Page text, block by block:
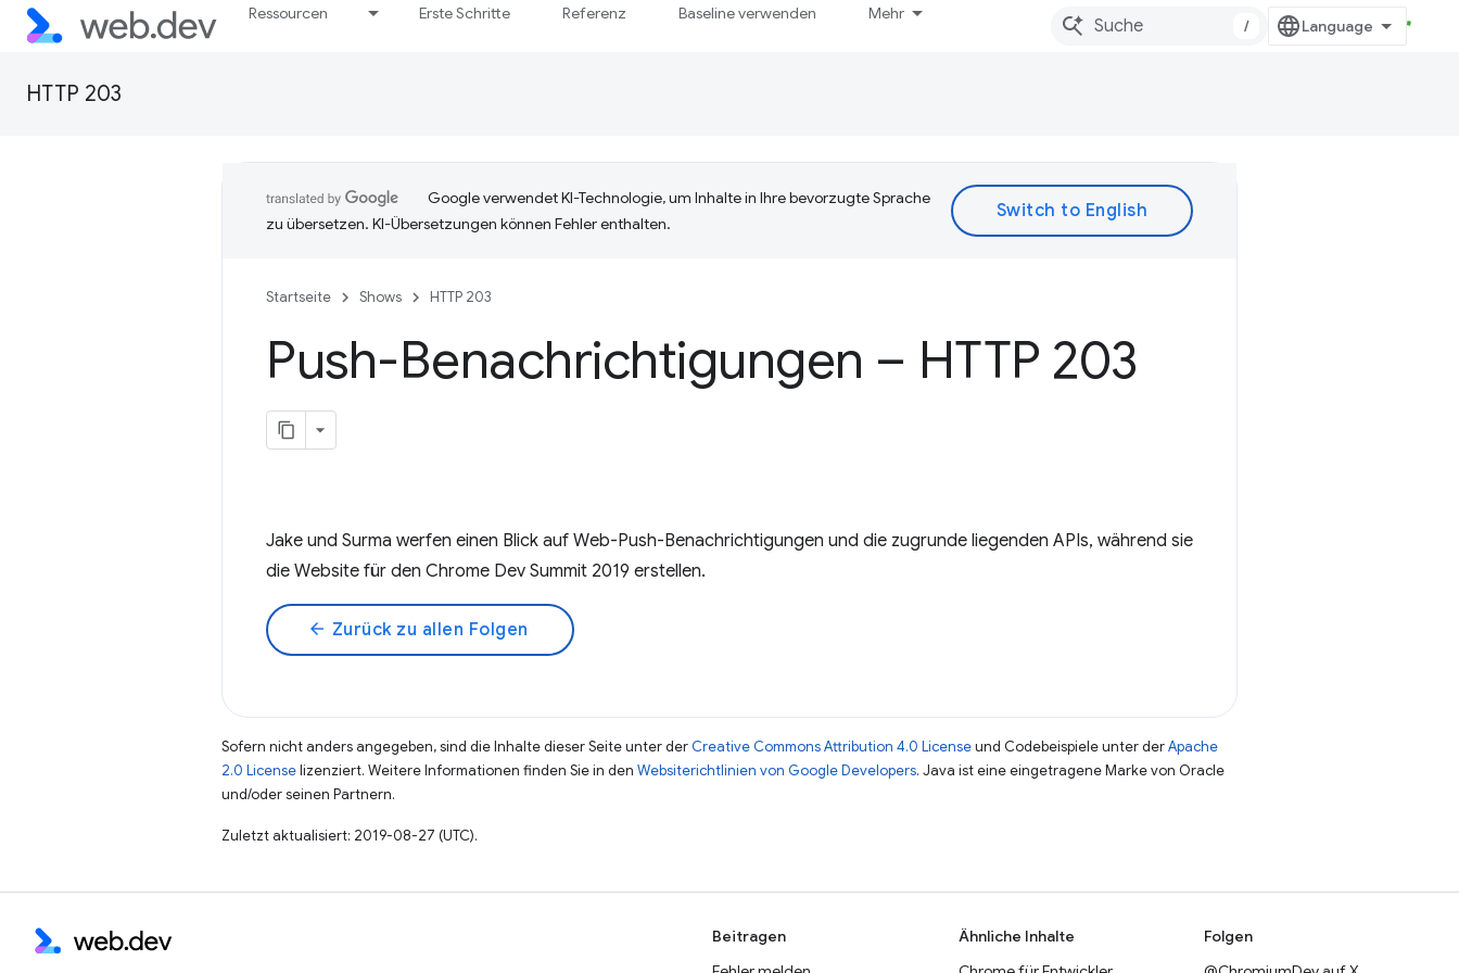
Ressourcen Erste Schritte Referenz Baseline verwenden Mehr
/
HTTP 203
Google verwendet KI-Technologie, um Inhalte in Ihre bevorzugte Sprache
zu übersetzen. KI-Übersetzungen können Fehler enthalten.
Startseite Shows HTTP 203
Push-Benachrichtigungen – HTTP 203
Jake und Surma werfen einen Blick auf Web-Push-Benachrichtigungen und die zugrunde liegenden APIs, während sie
die Website für den Chrome Dev Summit 2019 erstellen.
arrow_back Zurück zu allen Folgen
Sofern nicht anders angegeben, sind die Inhalte dieser Seite unter der Creative Commons Attribution 4.0 Licenseund Codebeispiele unter derApache
2.0 Licenselizenziert. Weitere Informationen finden Sie in den Websiterichtlinien von Google Developers. Java ist eine eingetragene Marke von Oracle
und/oder seinen Partnern.
Zuletzt aktualisiert: 2019-08-27 (UTC).
Beitragen
Ähnliche Inhalte
Folgen